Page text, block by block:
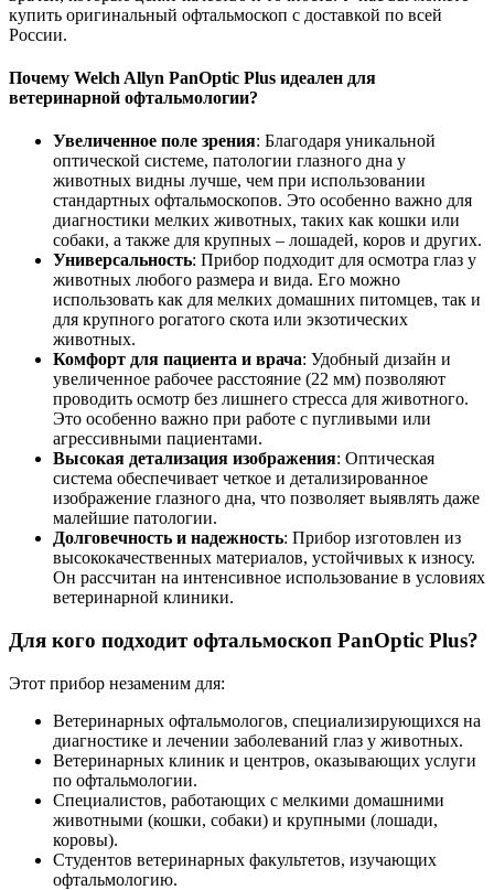
купить оригинальный офтальмоскоп с доставкой по всей
России.
Почему Welch Allyn PanOptic Plus идеален для
ветеринарной офтальмологии?
Увеличенное поле зрения: Благодаря уникальной
оптической системе, патологии глазного дна у
животных видны лучше, чем при использовании
стандартных офтальмоскопов. Это особенно важно для
диагностики мелких животных, таких как кошки или
собаки, а также для крупных – лошадей, коров и других.
Универсальность: Прибор подходит для осмотра глаз у
животных любого размера и вида. Его можно
использовать как для мелких домашних питомцев, так и
для крупного рогатого скота или экзотических
животных.
Комфорт для пациента и врача: Удобный дизайн и
увеличенное рабочее расстояние (22 мм) позволяют
проводить осмотр без лишнего стресса для животного.
Это особенно важно при работе с пугливыми или
агрессивными пациентами.
Высокая детализация изображения: Оптическая
система обеспечивает четкое и детализированное
изображение глазного дна, что позволяет выявлять даже
малейшие патологии.
Долговечность и надежность: Прибор изготовлен из
высококачественных материалов, устойчивых к износу.
Он рассчитан на интенсивное использование в условиях
ветеринарной клиники.
Для кого подходит офтальмоскоп PanOptic Plus?
Этот прибор незаменим для:
Ветеринарных офтальмологов, специализирующихся на
диагностике и лечении заболеваний глаз у животных.
Ветеринарных клиник и центров, оказывающих услуги
по офтальмологии.
Специалистов, работающих с мелкими домашними
животными (кошки, собаки) и крупными (лошади,
коровы).
Студентов ветеринарных факультетов, изучающих
офтальмологию.